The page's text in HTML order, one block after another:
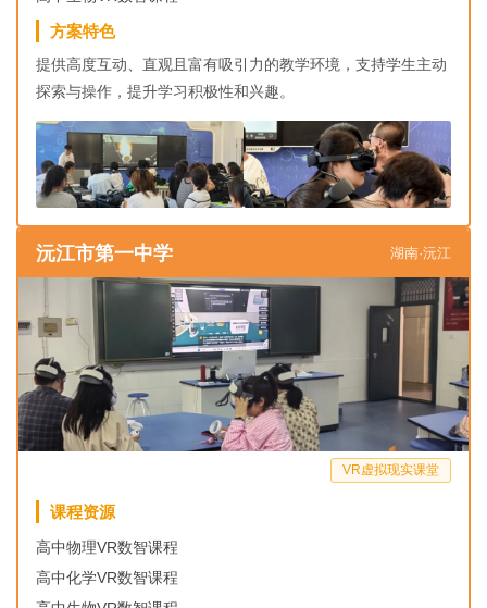
方案特色
提供高度互动、直观且富有吸引力的教学环境，支持学生主动
探索与操作，提升学习积极性和兴趣。
沅江市第一中学 湖南·沅江
VR虚拟现实课堂
课程资源
高中物理VR数智课程
高中化学VR数智课程